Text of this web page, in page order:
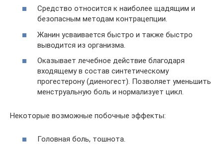
Средство относится к наиболее щадящим и
безопасным методам контрацепции.
Жанин усваивается быстро и также быстро
выводится из организма.
Оказывает лечебное действие благодаря
входящему в состав синтетическому
прогестерону (диеногест). Позволяет уменьшить
менструальную боль и нормализует цикл.
Некоторые возможные побочные эффекты:
Головная боль, тошнота.